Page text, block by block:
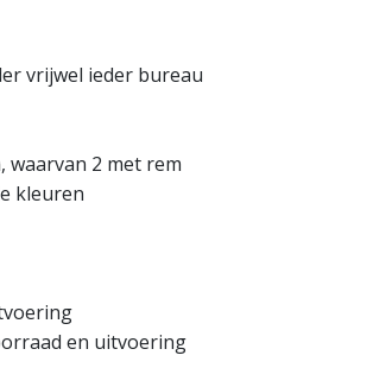
vrijwel ieder bureau
waarvan 2 met rem
kleuren
en uitvoering